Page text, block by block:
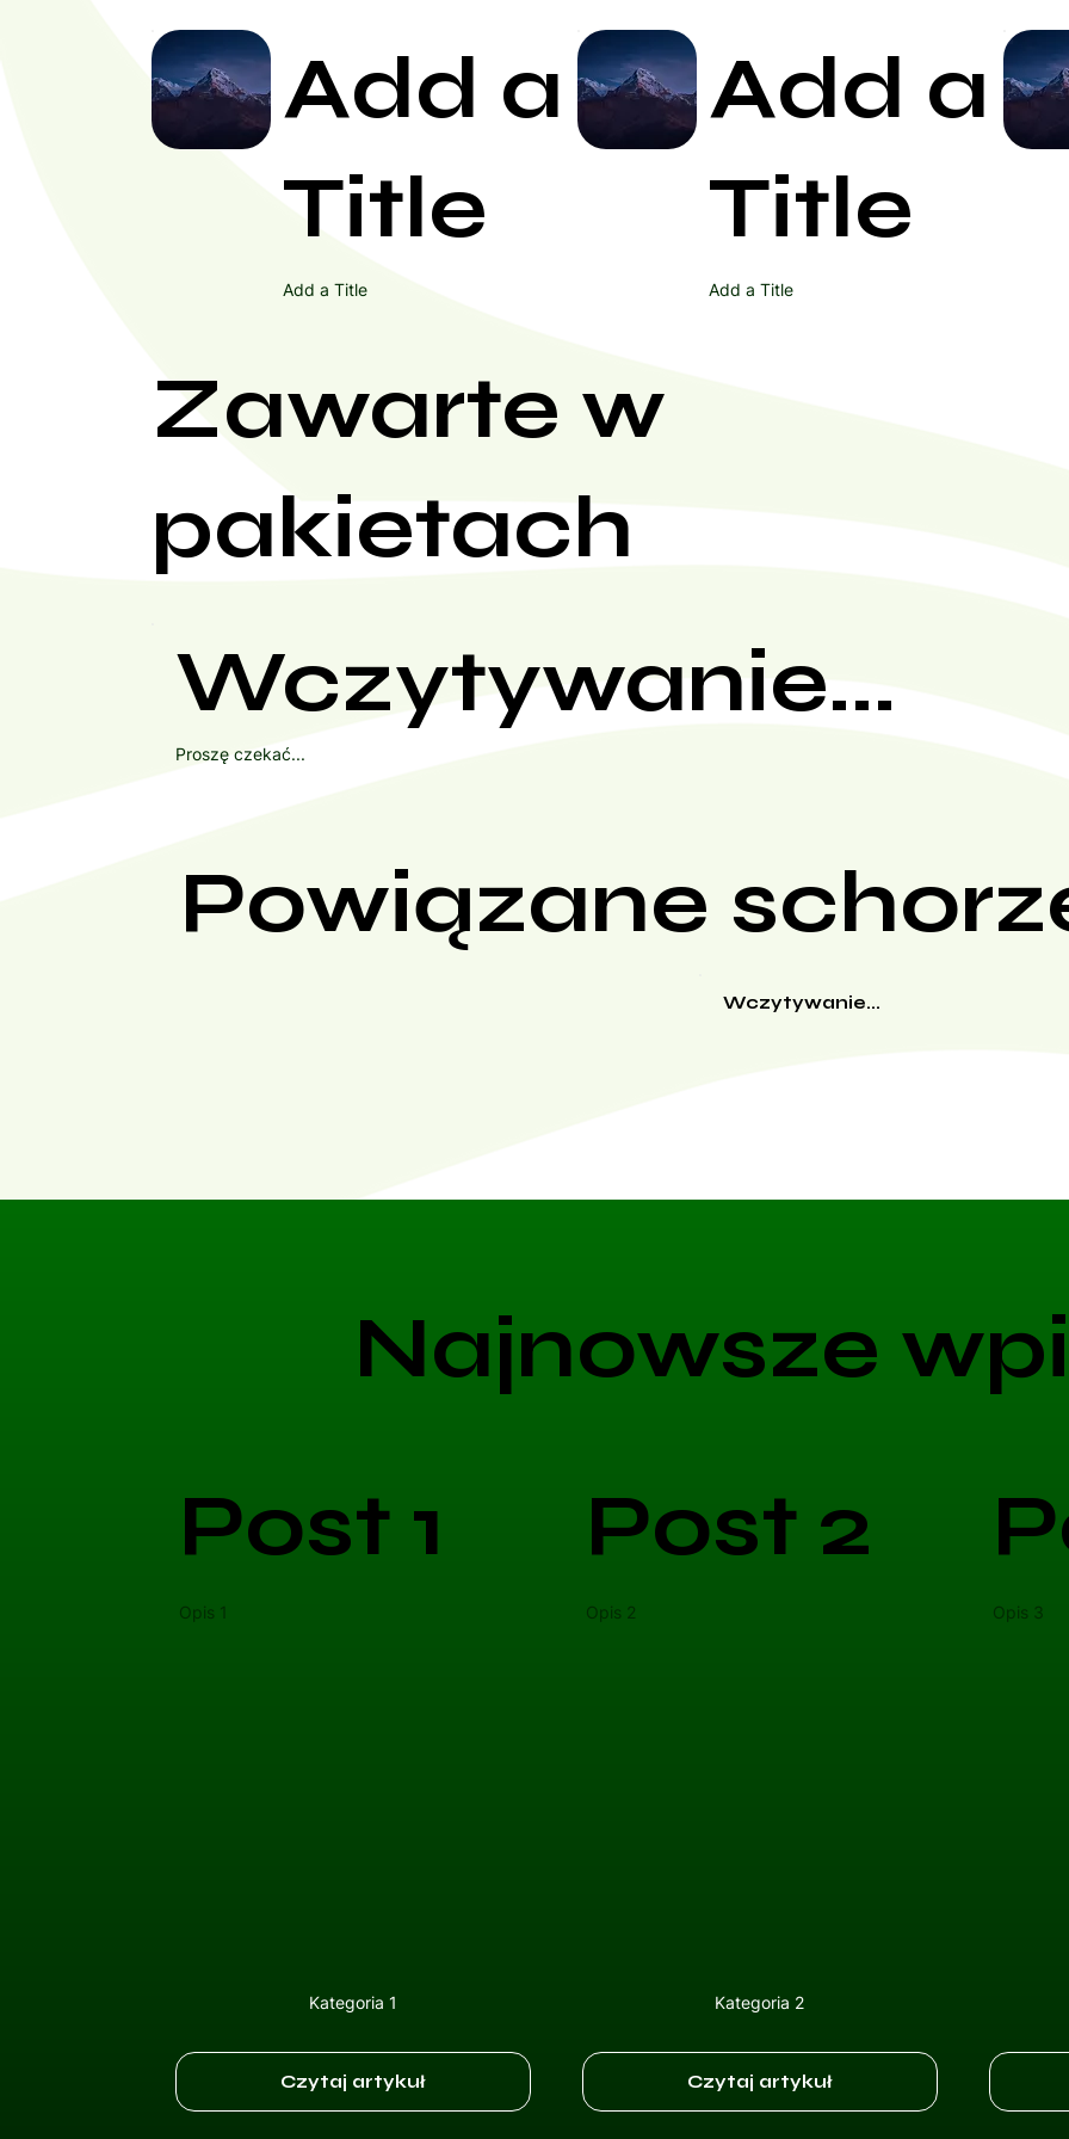
Add a
Title
Add a Title
Add a
Title
Add a Title
Zawarte w
pakietach
Wczytywanie...
Proszę czekać...
Powiązane
Wczytywanie...
Najnowsze
Post 1
Opis 1
Kategoria 1
Czytaj artykuł
Post 2
Opis 2
Kategoria 2
Czytaj artykuł
Opis 3